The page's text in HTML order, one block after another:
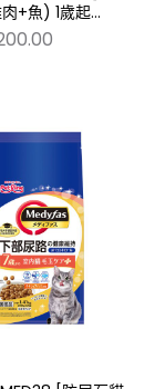
+魚) 1歲起
MFA8